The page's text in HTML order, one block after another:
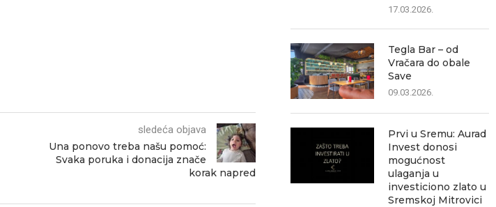
sledeća objava
Una ponovo treba našu pomoć:
Svaka poruka i donacija znače
korak napred
17.03.2026.
Tegla Bar – od
Vračara do obale
Save
09.03.2026.
Prvi u Sremu: Aurad
Invest donosi
mogućnost
ulaganja u
investiciono zlato u
Sremskoj Mitrovici